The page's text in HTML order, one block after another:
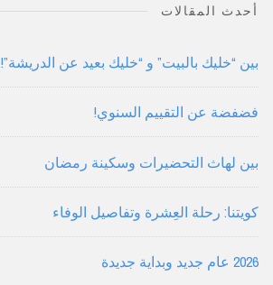
أحدث المقالات
بين “خليك بالبيت” و “خليك بعيد عن الدريشة”!
فضفضة عن التقييم السنوي!
بين لهاث التحضيرات وسكينة رمضان
كويتنا: رحلة العِشرة وتفاصيل الوفاء
2026 عام جديد وبداية جديدة